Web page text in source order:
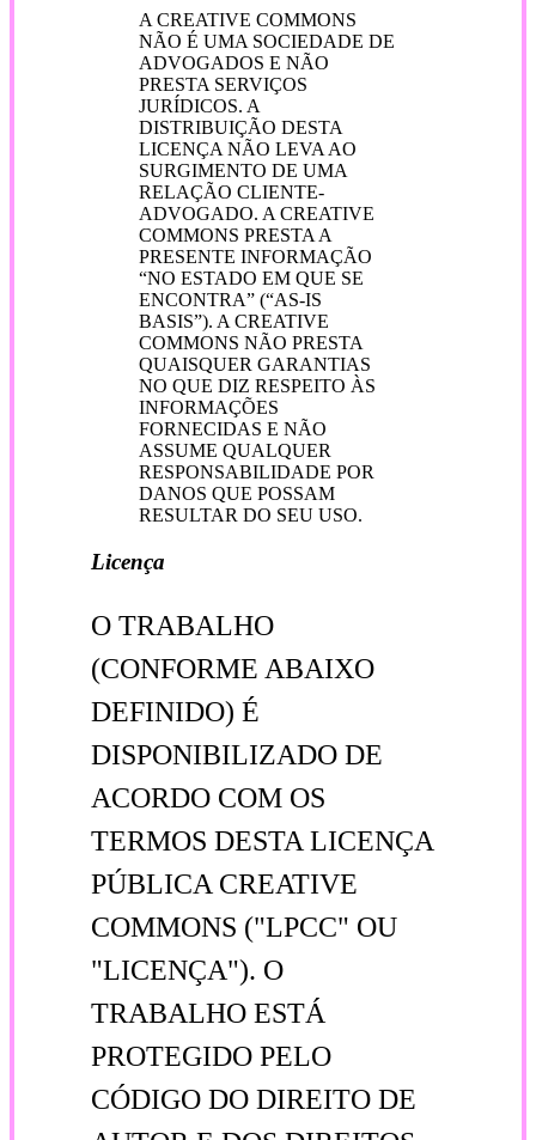
A CREATIVE COMMONS
NÃO É UMA SOCIEDADE DE
ADVOGADOS E NÃO
PRESTA SERVIÇOS
JURÍDICOS. A
DISTRIBUIÇÃO DESTA
LICENÇA NÃO LEVA AO
SURGIMENTO DE UMA
RELAÇÃO CLIENTE-
ADVOGADO. A CREATIVE
COMMONS PRESTA A
PRESENTE INFORMAÇÃO
“NO ESTADO EM QUE SE
ENCONTRA” (“AS-IS
BASIS”). A CREATIVE
COMMONS NÃO PRESTA
QUAISQUER GARANTIAS
NO QUE DIZ RESPEITO ÀS
INFORMAÇÕES
FORNECIDAS E NÃO
ASSUME QUALQUER
RESPONSABILIDADE POR
DANOS QUE POSSAM
RESULTAR DO SEU USO.
Licença
O TRABALHO
(CONFORME ABAIXO
DEFINIDO) É
DISPONIBILIZADO DE
ACORDO COM OS
TERMOS DESTA LICENÇA
PÚBLICA CREATIVE
COMMONS ("LPCC" OU
"LICENÇA"). O
TRABALHO ESTÁ
PROTEGIDO PELO
CÓDIGO DO DIREITO DE